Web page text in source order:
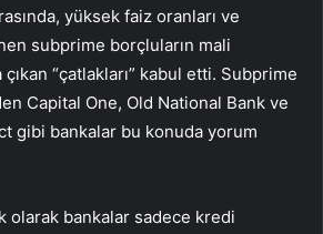
yüksek faiz oranları ve
subprime borçluların mali
“çatlakları” kabul etti. Subprime
Capital One, Old National Bank ve
gibi bankalar bu konuda yorum
olarak bankalar sadece kredi